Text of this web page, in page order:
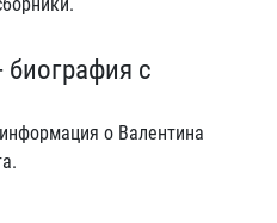
с
о Валентина